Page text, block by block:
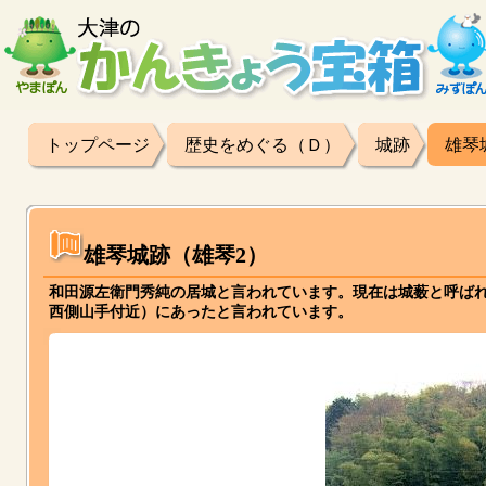
トップページ 歴史をめぐる（Ｄ） 城跡 雄琴
雄琴城跡（雄琴2）
和田源左衛門秀純の居城と言われています。現在は城薮と呼
西側山手付近）にあったと言われています。